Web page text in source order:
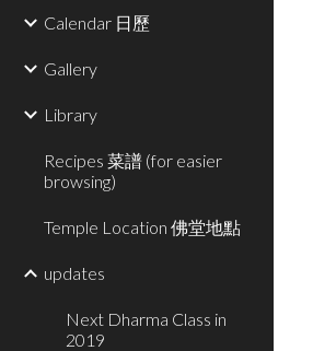
Calendar 日歷
Gallery
Library
Recipes 菜譜 (for easier
browsing)
Temple Location 佛堂地點
updates
Next Dharma Class in
2019